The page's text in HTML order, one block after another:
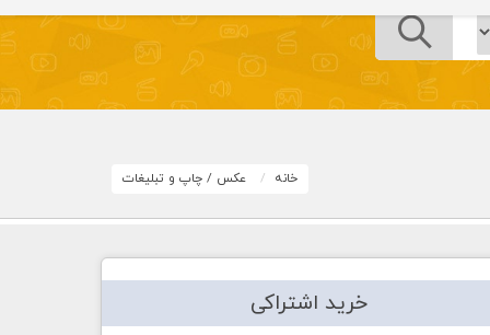
خانه عکس / چاپ و تبلیغات
خرید اشتراکی